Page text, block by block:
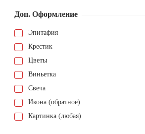
Доп. Оформление
Эпитафия
Крестик
Цветы
Виньетка
Свеча
Икона (обратное)
Картинка (любая)